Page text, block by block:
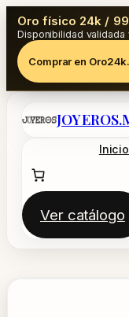
Oro físico 24k /
Disponibilidad
Comprar en
Saltar
Inicio
Ver catálogo